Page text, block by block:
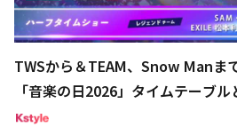
TWSから＆TEAM、Snow Manま
「音楽の日2026」タイムテーブ